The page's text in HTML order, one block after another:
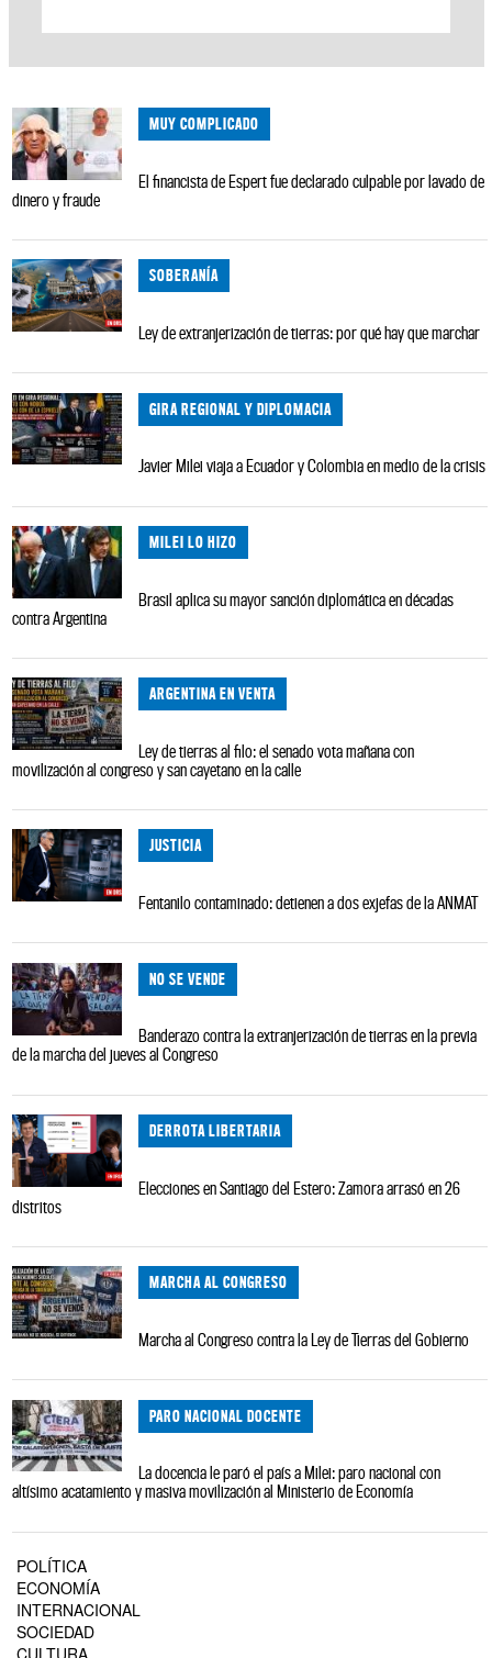
MUY COMPLICADO
El financista de Espert fue declarado culpable por lavado de
dinero y fraude
SOBERANÍA
Ley de extranjerización de tierras: por qué hay que marchar
GIRA REGIONAL Y DIPLOMACIA
Javier Milei viaja a Ecuador y Colombia en medio de la crisis
MILEI LO HIZO
Brasil aplica su mayor sanción diplomática en décadas
contra Argentina
ARGENTINA EN VENTA
Ley de tierras al filo: el senado vota mañana con
movilización al congreso y san cayetano en la calle
JUSTICIA
Fentanilo contaminado: detienen a dos exjefas de la ANMAT
NO SE VENDE
Banderazo contra la extranjerización de tierras en la previa
de la marcha del jueves al Congreso
DERROTA LIBERTARIA
Elecciones en Santiago del Estero: Zamora arrasó en 26
distritos
MARCHA AL CONGRESO
Marcha al Congreso contra la Ley de Tierras del Gobierno
PARO NACIONAL DOCENTE
La docencia le paró el país a Milei: paro nacional con
altísimo acatamiento y masiva movilización al Ministerio de Economía
POLÍTICA
ECONOMÍA
INTERNACIONAL
SOCIEDAD
CULTURA